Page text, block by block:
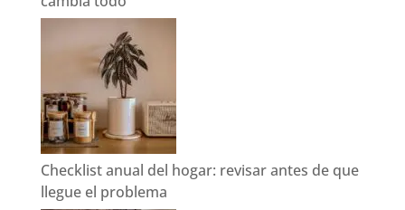
Checklist anual del hogar: revisar antes de que
llegue el problema